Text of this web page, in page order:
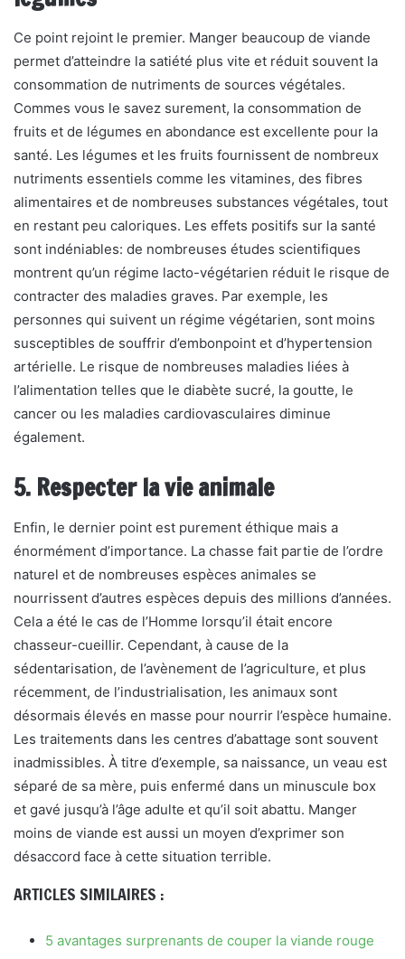
Ce point rejoint le premier. Manger beaucoup de viande
permet d’atteindre la satiété plus vite et réduit souvent la
consommation de nutriments de sources végétales.
Commes vous le savez surement, la consommation de
fruits et de légumes en abondance est excellente pour la
santé. Les légumes et les fruits fournissent de nombreux
nutriments essentiels comme les vitamines, des fibres
alimentaires et de nombreuses substances végétales, tout
en restant peu caloriques. Les effets positifs sur la santé
sont indéniables: de nombreuses études scientifiques
montrent qu’un régime lacto-végétarien réduit le risque de
contracter des maladies graves. Par exemple, les
personnes qui suivent un régime végétarien, sont moins
susceptibles de souffrir d’embonpoint et d’hypertension
artérielle. Le risque de nombreuses maladies liées à
l’alimentation telles que le diabète sucré, la goutte, le
cancer ou les maladies cardiovasculaires diminue
également.
5. Respecter la vie animale
Enfin, le dernier point est purement éthique mais a
énormément d’importance. La chasse fait partie de l’ordre
naturel et de nombreuses espèces animales se
nourrissent d’autres espèces depuis des millions d’années.
Cela a été le cas de l’Homme lorsqu’il était encore
chasseur-cueillir. Cependant, à cause de la
sédentarisation, de l’avènement de l’agriculture, et plus
récemment, de l’industrialisation, les animaux sont
désormais élevés en masse pour nourrir l’espèce humaine.
Les traitements dans les centres d’abattage sont souvent
inadmissibles. À titre d’exemple, sa naissance, un veau est
séparé de sa mère, puis enfermé dans un minuscule box
et gavé jusqu’à l’âge adulte et qu’il soit abattu. Manger
moins de viande est aussi un moyen d’exprimer son
désaccord face à cette situation terrible.
ARTICLES SIMILAIRES :
5 avantages surprenants de couper la viande rouge